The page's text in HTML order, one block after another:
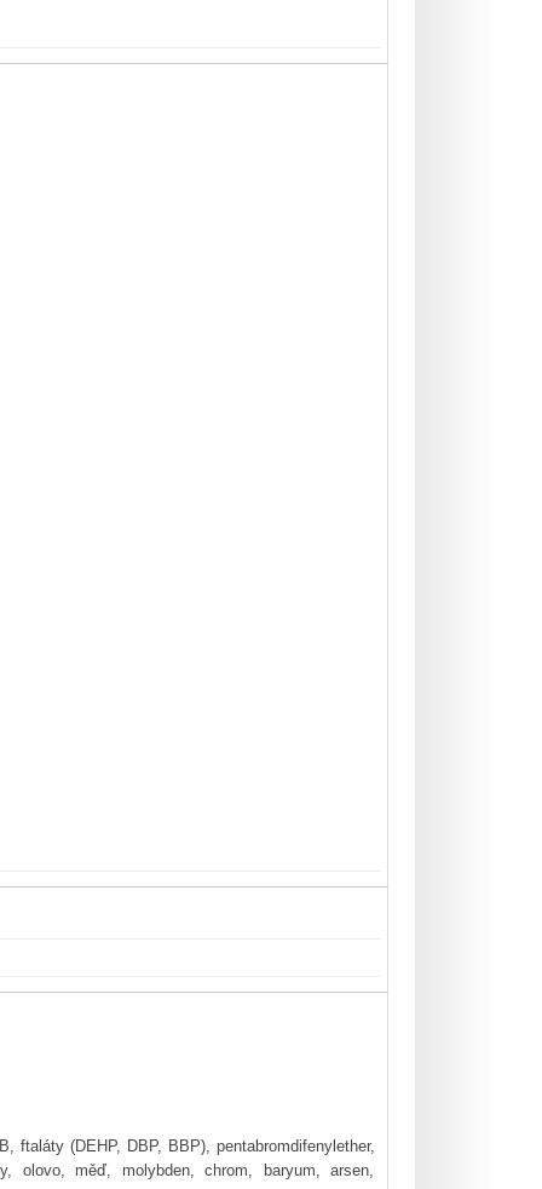
ftaláty (DEHP, DBP, BBP), pentabromdifenylether,
olovo, měď, molybden, chrom, baryum, arsen,